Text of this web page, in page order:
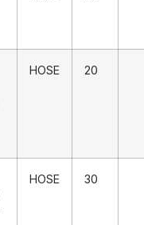
HOSE 20
HOSE 30